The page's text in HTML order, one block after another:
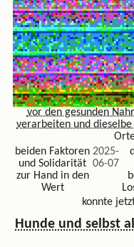
vor den gesunden
verarbeiten und
beiden Faktoren
und Solidarität
zur Hand in den
Wert
2025-
06-07
konnte
Hunde und selbst